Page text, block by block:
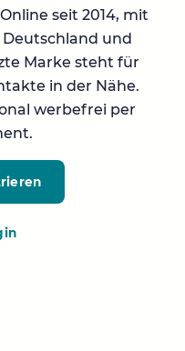
seit 2014, mit
und
Marke steht für
in der Nähe.
werbefrei per